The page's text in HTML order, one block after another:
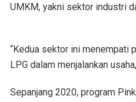
UMKM, yakni sektor industri
“Kedua sektor ini menempati
LPG dalam menjalankan
Sepanjang 2020, program